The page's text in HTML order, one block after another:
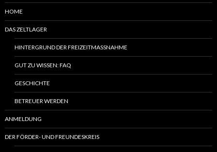
HOME
DAS ZELTLAGER
HINTERGRUND DER FREIZEITMASSNAHME
GUT ZU WISSEN: FAQ
GESCHICHTE
BETREUER WERDEN
ANMELDUNG
DER FÖRDER- UND FREUNDESKREIS